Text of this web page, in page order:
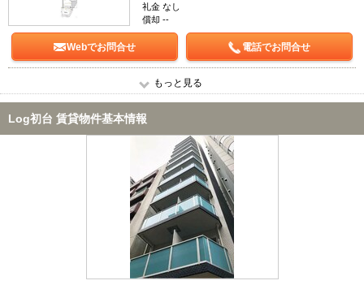
礼金 なし
償却 --
Webでお問合せ 電話でお問合せ
もっと見る
Log初台 賃貸物件基本情報